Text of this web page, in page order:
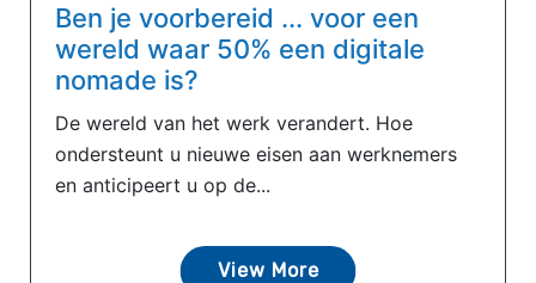
Ben je voorbereid ... voor een
wereld waar 50% een digitale
nomade is?
De wereld van het werk verandert. Hoe
ondersteunt u nieuwe eisen aan werknemers
en anticipeert u op de...
View More